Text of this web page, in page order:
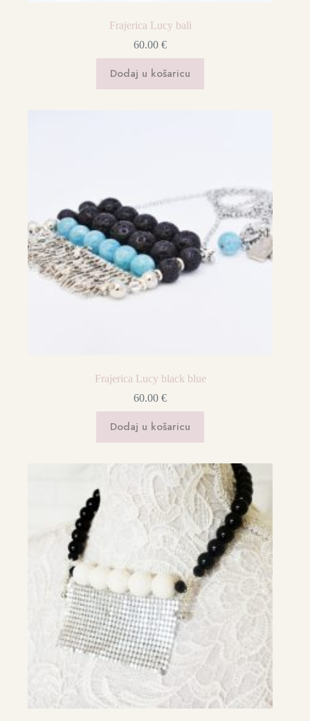
Frajerica Lucy bali
60.00€
Dodaj u košaricu
Frajerica Lucy black blue
60.00€
Dodaj u košaricu